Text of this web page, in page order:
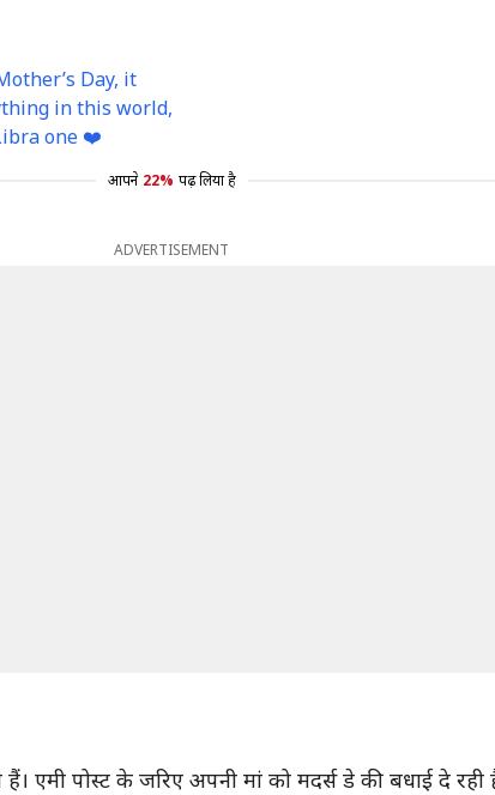
Day, it
in this world,
one ❤️
आपने 22% पढ़ लिया है
ADVERTISEMENT
पोस्ट के जरिए अपनी मां को मदर्स डे की बधाई दे रही